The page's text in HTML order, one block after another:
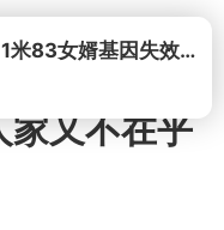
打开 潘长江基因改良翻车！1米83女婿基因失效，12岁外孙身高只到姥爷下巴
家又不在乎